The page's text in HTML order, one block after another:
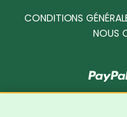
CONDITIONS
NOUS